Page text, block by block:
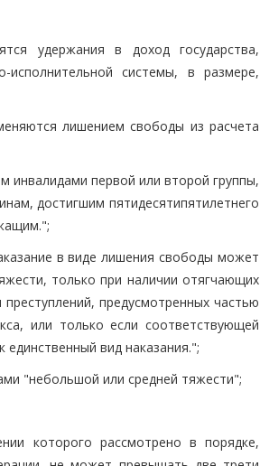
удержания в доход государства,
исполнительной системы, в размере,
лишением свободы из расчета
инвалидами первой или второй группы,
достигшим пятидесятипятилетнего
в виде лишения свободы может
только при наличии отягчающих
предусмотренных частью
или только если соответствующей
вид наказания.";
"небольшой или средней тяжести";
которого рассмотрено в порядке,